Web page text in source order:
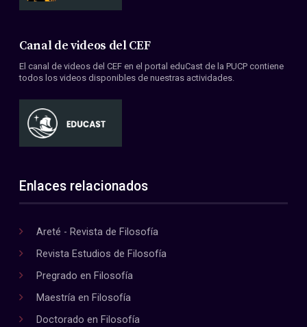
Canal de videos del CEF
El canal de videos del CEF en el portal eduCast de la PUCP contiene
todos los videos disponibles de nuestras actividades.
Enlaces relacionados
Areté - Revista de Filosofía
Revista Estudios de Filosofía
Pregrado en Filosofía
Maestría en Filosofía
Doctorado en Filosofía